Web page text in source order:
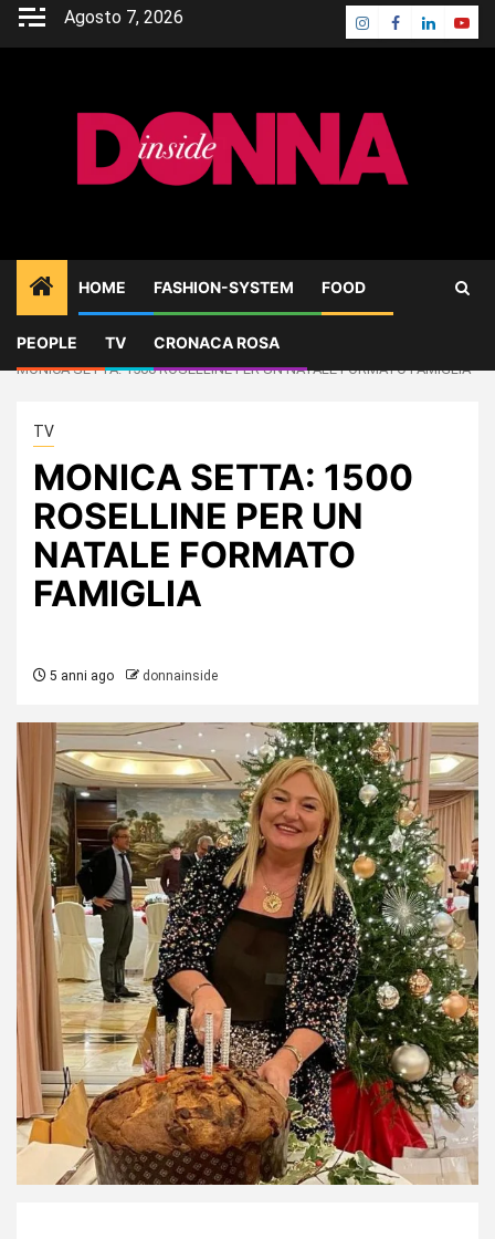
Skip
Agosto 7, 2026 Instagram
Facebook
Linkedin
HOME FASHION-SYSTEM FOOD
PEOPLE TV CRONACA ROSA
Home
TV
MONICA SETTA: 1500 ROSELLINE PER UN NATALE FORMATO FAMIGLIA
TV
MONICA SETTA: 1500
ROSELLINE PER UN
NATALE FORMATO
FAMIGLIA
5 anni ago donnainside